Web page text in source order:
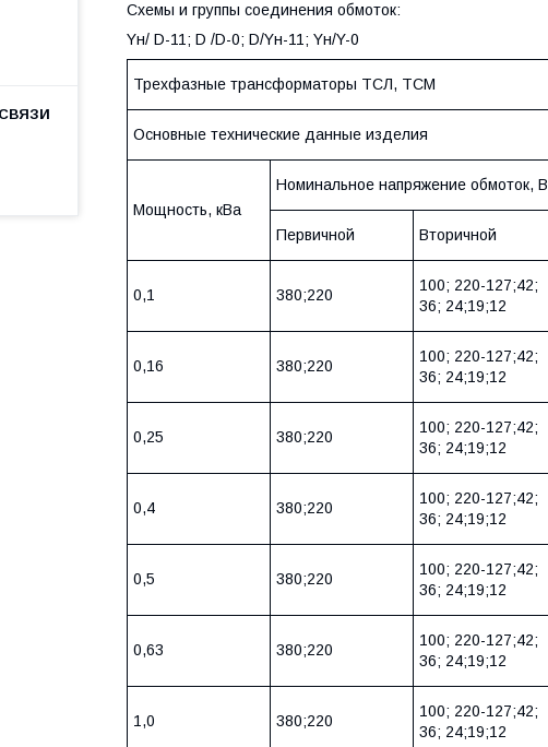
Схемы и группы соединения обмоток:
Yн/ D-11; D /D-0; D/Yн-11; Yн/Y-0
Трехфазные трансформаторы ТСЛ, ТСМ
Основные технические данные изделия
Мощность, кВа
Номинальное напряжение обмоток, В
Первичной
Вторичной
0,1 380;220
100; 220-127;42;
36; 24;19;12
0,16 380;220
100; 220-127;42;
36; 24;19;12
0,25 380;220
100; 220-127;42;
36; 24;19;12
0,4 380;220
100; 220-127;42;
36; 24;19;12
0,5 380;220
100; 220-127;42;
36; 24;19;12
0,63 380;220
100; 220-127;42;
36; 24;19;12
1,0 380;220
100; 220-127;42;
36; 24;19;12